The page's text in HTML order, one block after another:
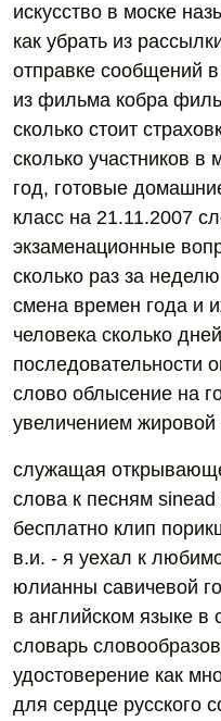
искусство в моске
как убрать из
отправке сообщений
из фильма кобра
сколько стоит
сколько участников в
год, готовые
класс на 21.11.2007
экзаменационные
сколько раз за
смена времен года и
человека сколько
последовательности
слово облысение на
увеличением жировой
служащая
слова к песням sinead
бесплатно клип
в.и. - я уехал к
юлианны савичевой
в английском языке в
словарь
удостоверение как
для сердце русского